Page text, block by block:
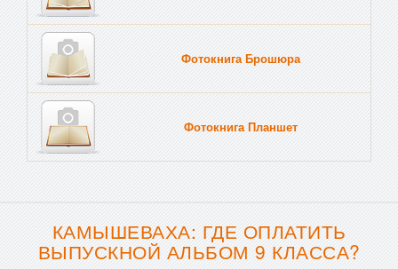
Фотокнига Брошюра
Фотокнига Планшет
КАМЫШЕВАХА: ГДЕ ОПЛАТИТЬ
ВЫПУСКНОЙ АЛЬБОМ 9 КЛАССА?